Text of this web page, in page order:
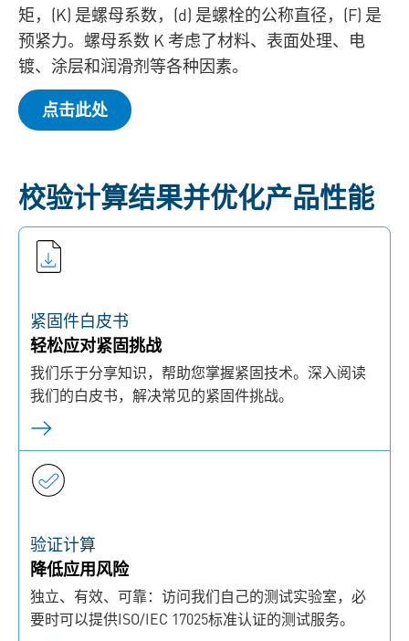
矩，(K) 是螺母系数，(d) 是螺栓的公称直径，(F) 是
预紧力。螺母系数 K 考虑了材料、表面处理、电
镀、涂层和润滑剂等各种因素。
点击此处
校验计算结果并优化产品性能
紧固件白皮书
轻松应对紧固挑战
我们乐于分享知识，帮助您掌握紧固技术。深入阅读
我们的白皮书，解决常见的紧固件挑战。
验证计算
降低应用风险
独立、有效、可靠：访问我们自己的测试实验室，必
要时可以提供ISO/IEC 17025标准认证的测试服务。